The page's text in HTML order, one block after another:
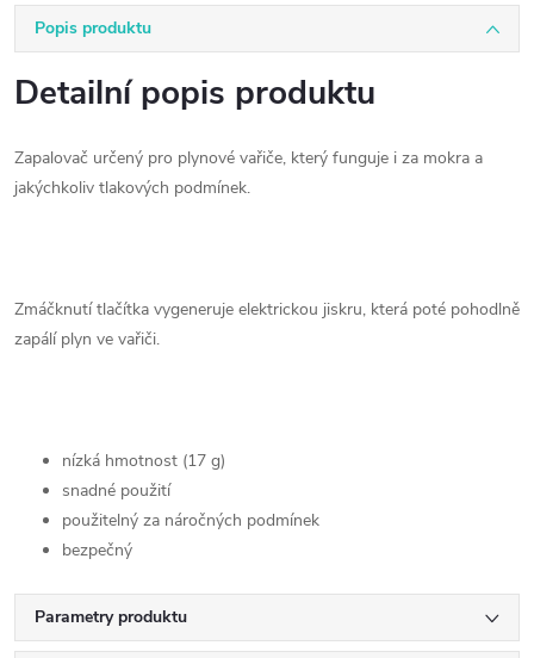
Popis produktu
Detailní popis produktu
Zapalovač určený pro plynové vařiče, který funguje i za mokra a
jakýchkoliv tlakových podmínek.
Zmáčknutí tlačítka vygeneruje elektrickou jiskru, která poté pohodlně
zapálí plyn ve vařiči.
nízká hmotnost (17 g)
snadné použití
použitelný za náročných podmínek
bezpečný
Parametry produktu